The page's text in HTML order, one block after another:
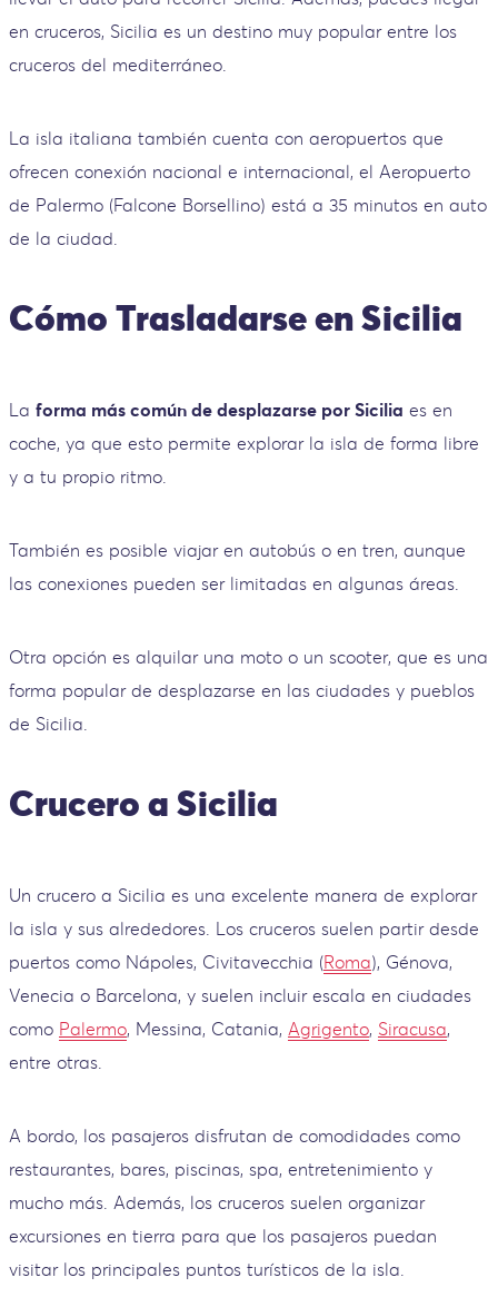
en cruceros, Sicilia es un destino muy popular entre los
cruceros del mediterráneo.
La isla italiana también cuenta con aeropuertos que
ofrecen conexión nacional e internacional, el Aeropuerto
de Palermo (Falcone Borsellino) está a 35 minutos en auto
de la ciudad.
Cómo Trasladarse en Sicilia
La forma más común de desplazarse por Sicilia es en
coche, ya que esto permite explorar la isla de forma libre
y a tu propio ritmo.
También es posible viajar en autobús o en tren, aunque
las conexiones pueden ser limitadas en algunas áreas.
Otra opción es alquilar una moto o un scooter, que es una
forma popular de desplazarse en las ciudades y pueblos
de Sicilia.
Crucero a Sicilia
Un crucero a Sicilia es una excelente manera de explorar
la isla y sus alrededores. Los cruceros suelen partir desde
puertos como Nápoles, Civitavecchia (Roma), Génova,
Venecia o Barcelona, y suelen incluir escala en ciudades
como Palermo, Messina, Catania, Agrigento, Siracusa,
entre otras.
A bordo, los pasajeros disfrutan de comodidades como
restaurantes, bares, piscinas, spa, entretenimiento y
mucho más. Además, los cruceros suelen organizar
excursiones en tierra para que los pasajeros puedan
visitar los principales puntos turísticos de la isla.